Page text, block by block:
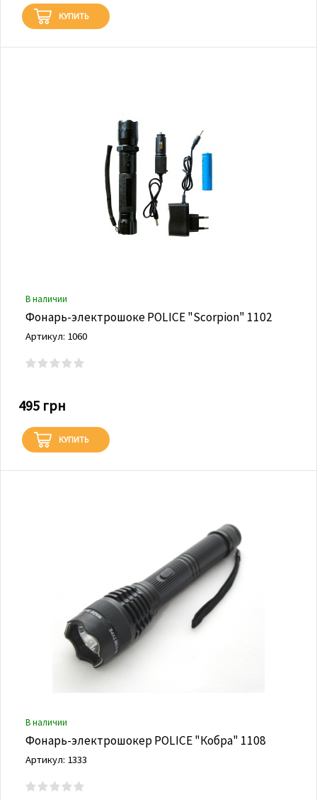
КУПИТЬ
В наличии
Фонарь-электрошоке POLICE "Scorpion" 1102
Артикул: 1060
495 грн
КУПИТЬ
В наличии
Фонарь-электрошокер POLICE "Кобра" 1108
Артикул: 1333